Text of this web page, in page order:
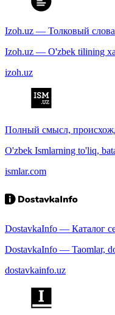
Izoh.uz — Толковый
Izoh.uz — O'zbek tilining
izoh.uz
Полный смысл,
O'zbek Ismlarning to'liq,
ismlar.com
DostavkaInfo — Каталог
DostavkaInfo — Taomlar,
dostavkainfo.uz